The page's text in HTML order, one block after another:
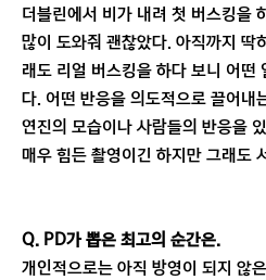
더블린에서 비가 내려 첫 버스킹을
많이 도와줘 괜찮았다. 아직까지 딱
래도 리얼 버스킹을 하다 보니 어떤
다. 어떤 반응을 의도적으로 끌어내
연진의 모습이나 사람들의 반응을
매우 힘든 촬영이긴 하지만 그래도
Q. PD가 뽑은 최고의 순간은.
개인적으로는 아직 방영이 되지 않